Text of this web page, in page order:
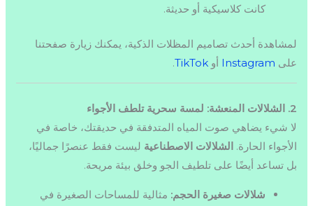
كانت كلاسيكية أو حديثة.
لمشاهدة أحدث تصاميم المظلات الذكية، يمكنك زيارة صفحتنا
على Instagram أوTikTok
.
2. الشلالات المنعشة: لمسة سحرية تلطف الأجواء
لا شيء يضاهي صوت المياه المتدفقة في حديقتك، خاصة في
الأجواء الحارة. الشلالات الاصطناعية ليست فقط عنصرًا جماليًا،
بل تساعد أيضًا على تلطيف الجو وخلق بيئة مريحة.
شلالات صغيرة الحجم: مثالية للمساحات الصغيرة في